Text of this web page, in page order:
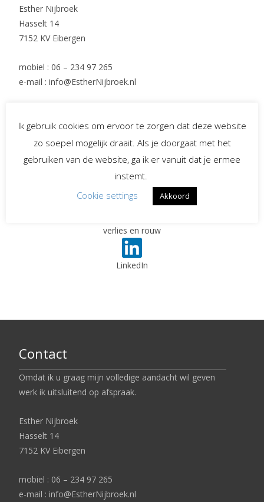
Esther Nijbroek
Hasselt 14
7152 KV Eibergen
mobiel : 06 – 234 97 265
e-mail : info@EstherNijbroek.nl
Social Media
Spreekster bij uitvaarten
verlies en rouw
LinkedIn
Contact
Omdat ik u graag mijn volledige aandacht wil geven
werk ik uitsluitend op afspraak.
Esther Nijbroek
Hasselt 14
7152 KV Eibergen
mobiel : 06 – 234 97 265
e-mail : info@EstherNijbroek.nl
Ik gebruik cookies om ervoor te zorgen dat deze website
zo soepel mogelijk draait. Als je doorgaat met het
gebruiken van de website, ga ik er vanuit dat je ermee
instemt.
Cookie settings
Akkoord